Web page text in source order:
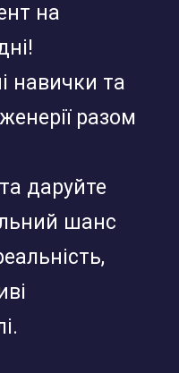
на
навички та
разом
даруйте
шанс